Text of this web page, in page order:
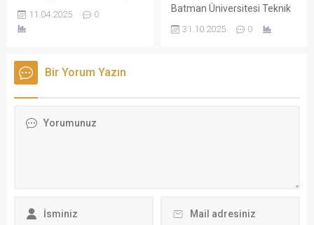
İmam Hatip Ortaokulu’nu
ziyaret ederek hem
araya geldi hem de okulun
genel durumu hakkında bilgi
11.04.2025 0
Batman Üniversitesi Teknik
Bilimler Meslek Yüksekokulu
Giyim Teknolojisi Programı
31.10.2025 0
Bir Yorum Yazın